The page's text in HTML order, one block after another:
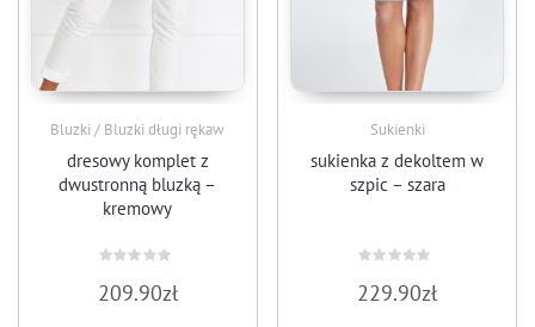
Bluzki / Bluzki długi rękaw
dresowy komplet z
dwustronną bluzką –
kremowy
0
na
209.90zł
Sukienki
sukienka z dekoltem w
szpic – szara
0
na
229.90zł